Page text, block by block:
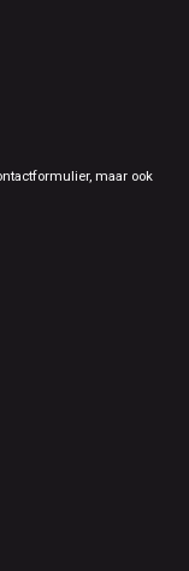
maar ook